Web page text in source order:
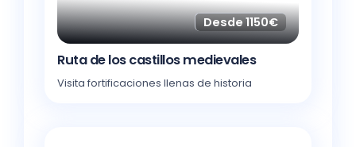
Desde 1150€
Ruta de los castillos medievales
Visita fortificaciones llenas de historia